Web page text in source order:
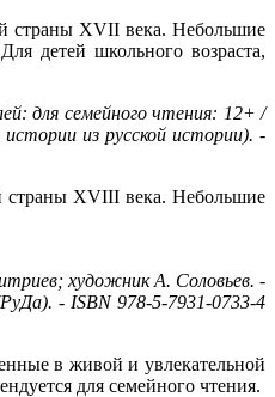
страны XVII века. Небольшие
детей школьного возраста,
для семейного чтения: 12+ /
из русской истории). -
страны XVIII века. Небольшие
художник А. Соловьев. -
- ISBN 978-5-7931-0733-4
в живой и увлекательной
для семейного чтения.